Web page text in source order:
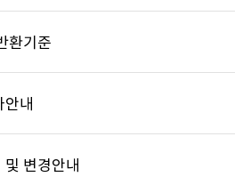
환기준
안내
변경안내